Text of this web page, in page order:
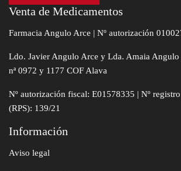
Venta de Medicamentos
Farmacia Angulo Arce | Nº autorización
Ldo. Javier Angulo Arce y Lda. Amaia Angulo
nª 0972 y 1177 COF Alava
Nº autorización fiscal: E01578335 | Nº
(RPS): 139/21
Información
Aviso legal